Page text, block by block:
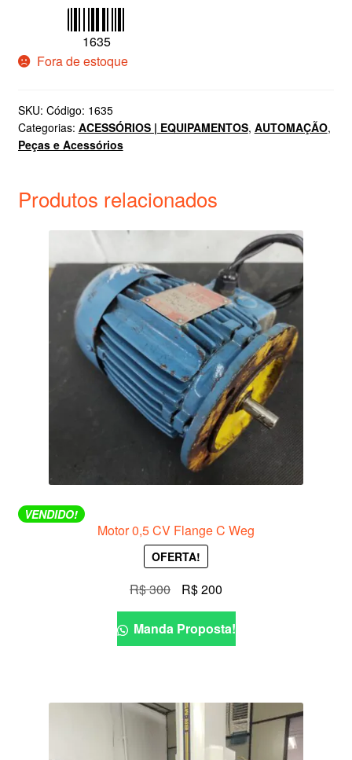
1635
Fora de estoque
SKU: Código: 1635
Categorias: ACESSÓRIOS | EQUIPAMENTOS, AUTOMAÇÃO,
Peças e Acessórios
Produtos relacionados
VENDIDO!
Motor 0,5 CV Flange C Weg
OFERTA!
R$300
O
preço
original
era:
R$200O
preço
atual
é:
Manda Proposta!